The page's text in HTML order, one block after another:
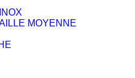
MOYENNE